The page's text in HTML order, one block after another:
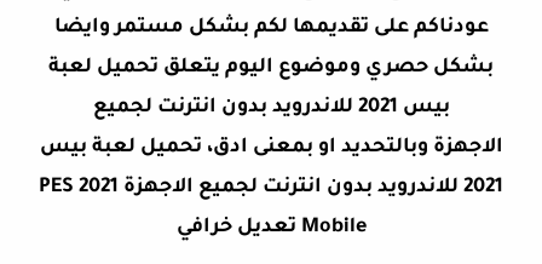
عودناكم على تقديمها لكم بشكل مستمر وايضا
بشكل حصري وموضوع اليوم يتعلق تحميل لعبة
بيس 2021 للاندرويد بدون انترنت لجميع
الاجهزة وبالتحديد او بمعنى ادق، تحميل لعبة بيس
2021 للاندرويد بدون انترنت لجميع الاجهزة PES 2021
Mobile تعديل خرافي